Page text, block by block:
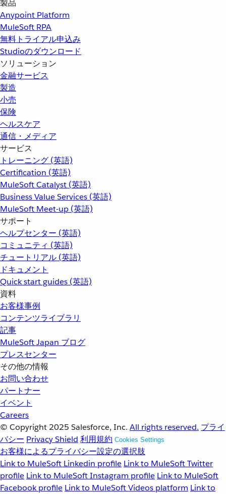
製品
Anypoint Platform
MuleSoft RPA
無料トライアル申込み
Studioのダウンロード
ソリューション
金融サービス
製造
小売
保険
ヘルスケア
通信・メディア
サービス
トレーニング (英語)
Certification (英語)
MuleSoft Catalyst (英語)
Business Value Services (英語)
MuleSoft Meet-up (英語)
サポート
ヘルプセンター (英語)
コミュニティ (英語)
チュートリアル (英語)
ドキュメント
Quick start guides (英語)
資料
お客様事例
コンテンツライブラリ
記事
MuleSoft Japan ブログ
プレスセンター
その他の情報
お問い合わせ
パートナー
イベント
Careers
© Copyright 2025 Salesforce, Inc. All rights reserved. プライ
バシー Privacy Shield 利用規約 Cookies Settings
お客様によるプライバシー設定の選択肢
Link to MuleSoft Linkedin profile Link to MuleSoft Twitter
profile Link to MuleSoft Instagram profile Link to MuleSoft
Facebook profile Link to MuleSoft Videos platform Link to